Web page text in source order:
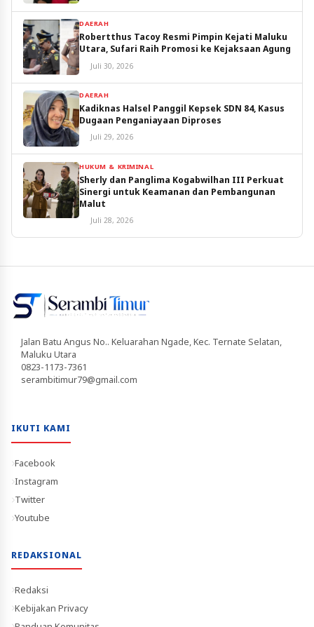
DAERAH
Robertthus Tacoy Resmi Pimpin Kejati Maluku
Utara, Sufari Raih Promosi ke Kejaksaan Agung
Juli 30, 2026
DAERAH
Kadiknas Halsel Panggil Kepsek SDN 84, Kasus
Dugaan Penganiayaan Diproses
Juli 29, 2026
HUKUM & KRIMINAL
Sherly dan Panglima Kogabwilhan III Perkuat
Sinergi untuk Keamanan dan Pembangunan
Malut
Juli 28, 2026
Jalan Batu Angus No.. Keluarahan Ngade, Kec. Ternate Selatan,
Maluku Utara
0823-1173-7361
serambitimur79@gmail.com
IKUTI KAMI
Facebook
Instagram
Twitter
Youtube
REDAKSIONAL
Redaksi
Kebijakan Privacy